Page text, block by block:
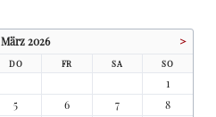
März 2026 >
DO FR SA SO
1
5 6 7
8